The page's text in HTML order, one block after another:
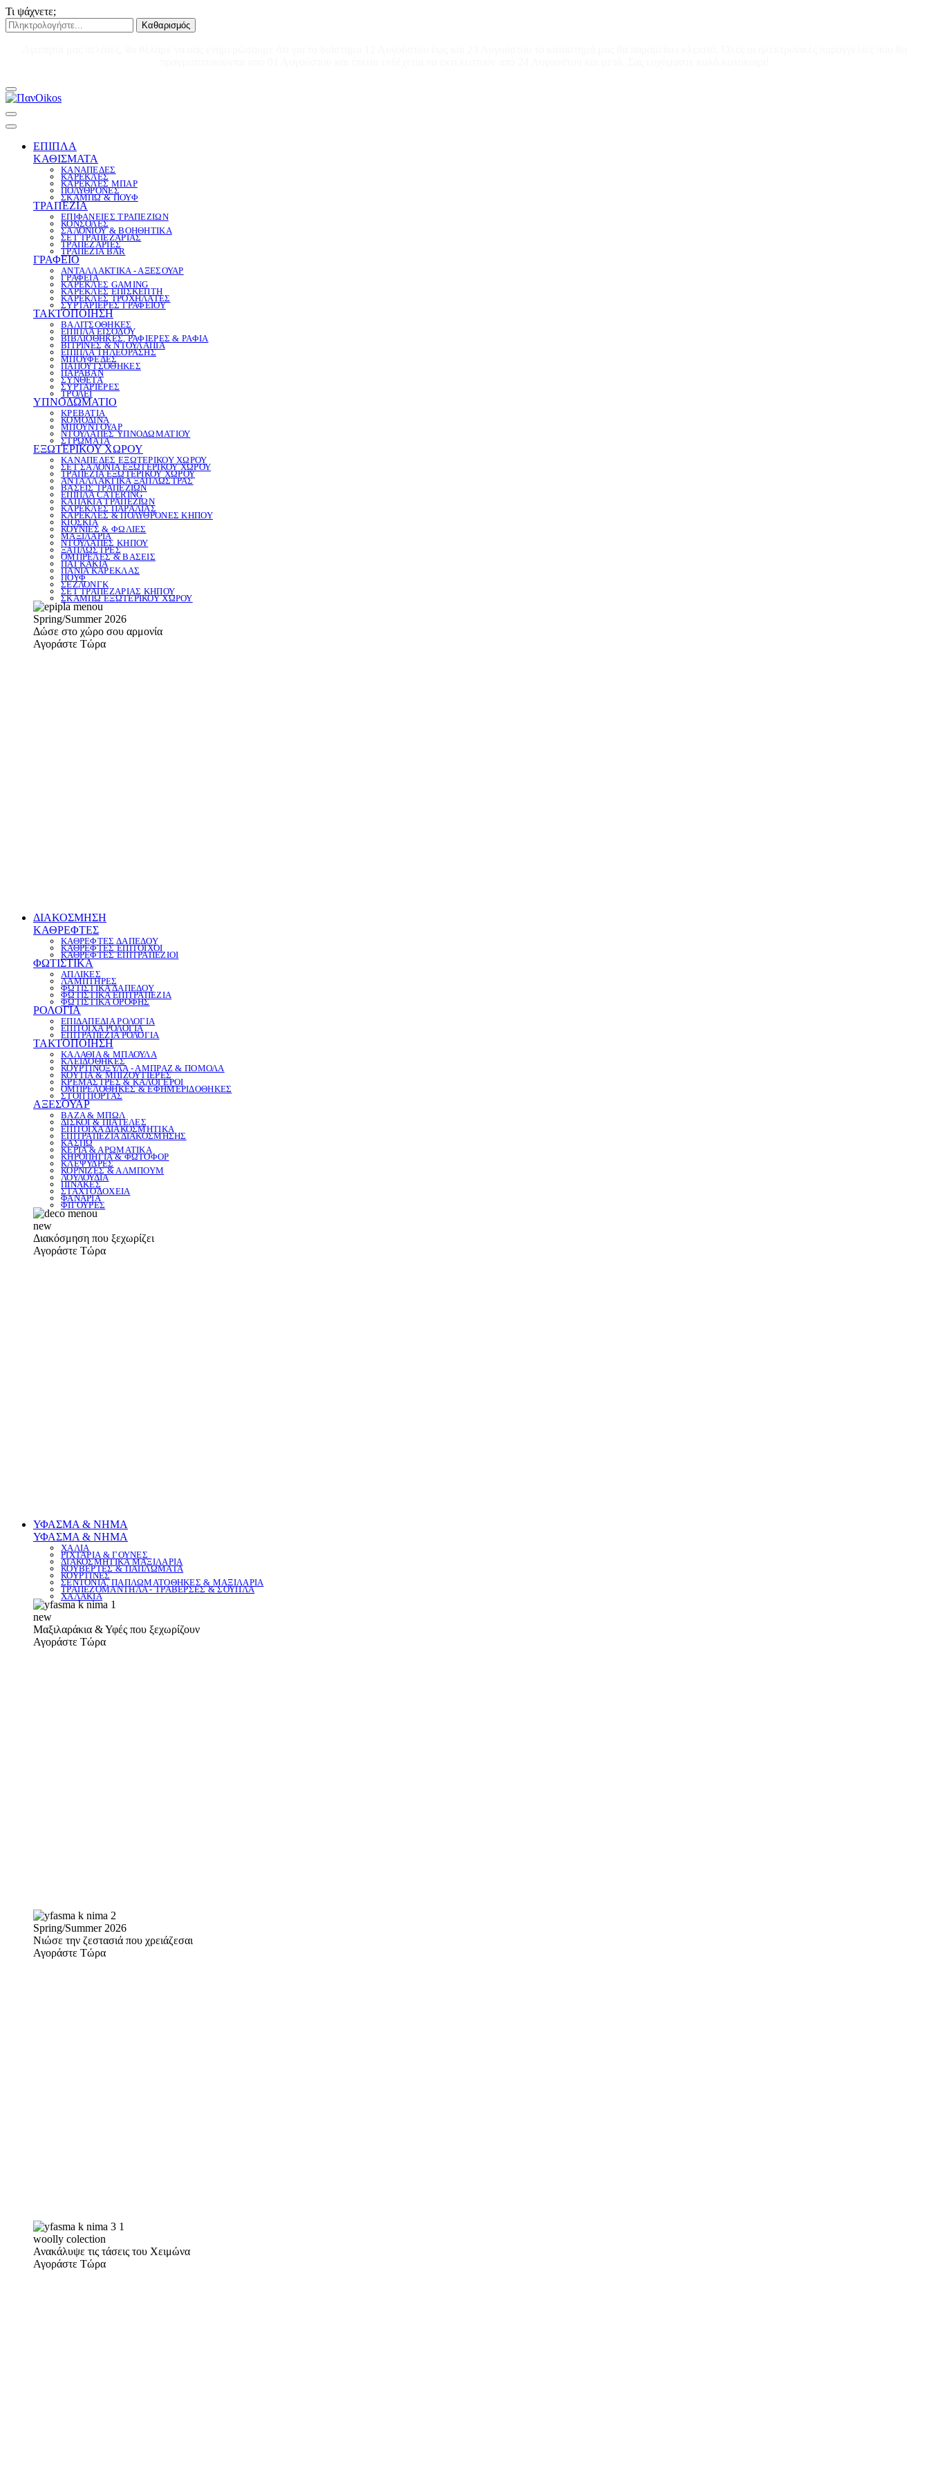
Τι ψάχνετε;
Καθαρισμός
ΕΠΙΠΛΑ
ΚΑΘΙΣΜΑΤΑ
ΚΑΝΑΠΕΔΕΣ
ΚΑΡΕΚΛΕΣ
ΚΑΡΕΚΛΕΣ ΜΠΑΡ
ΠΟΛΥΘΡΟΝΕΣ
ΣΚΑΜΠΩ & ΠΟΥΦ
ΤΡΑΠΕΖΙΑ
ΕΠΙΦΑΝΕΙΕΣ ΤΡΑΠΕΖΙΩΝ
ΚΟΝΣΟΛΕΣ
ΣΑΛΟΝΙΟΥ & ΒΟΗΘΗΤΙΚΑ
ΣΕΤ ΤΡΑΠΕΖΑΡΙΑΣ
ΤΡΑΠΕΖΑΡΙΕΣ
ΤΡΑΠΕΖΙΑ BAR
ΓΡΑΦΕΙΟ
ΑΝΤΑΛΛΑΚΤΙΚΑ - ΑΞΕΣΟΥΑΡ
ΓΡΑΦΕΙΑ
ΚΑΡΕΚΛΕΣ GAMING
ΚΑΡΕΚΛΕΣ ΕΠΙΣΚΕΠΤΗ
ΚΑΡΕΚΛΕΣ ΤΡΟΧΗΛΑΤΕΣ
ΣΥΡΤΑΡΙΕΡΕΣ ΓΡΑΦΕΙΟΥ
ΤΑΚΤΟΠΟΙΗΣΗ
ΒΑΛΙΤΣΟΘΗΚΕΣ
ΕΠΙΠΛΑ ΕΙΣΟΔΟΥ
ΒΙΒΛΙΟΘΗΚΕΣ, ΡΑΦΙΕΡΕΣ & ΡΑΦΙΑ
ΒΙΤΡΙΝΕΣ & ΝΤΟΥΛΑΠΙΑ
ΕΠΙΠΛΑ ΤΗΛΕΟΡΑΣΗΣ
ΜΠΟΥΦΕΔΕΣ
ΠΑΠΟΥΤΣΟΘΗΚΕΣ
ΠΑΡΑΒΑΝ
ΣΥΝΘΕΤΑ
ΣΥΡΤΑΡΙΕΡΕΣ
ΤΡΟΛΕΪ
ΥΠΝΟΔΩΜΑΤΙΟ
ΚΡΕΒΑΤΙΑ
ΚΟΜΟΔΙΝΑ
ΜΠΟΥΝΤΟΥΑΡ
ΝΤΟΥΛΑΠΕΣ ΥΠΝΟΔΩΜΑΤΙΟΥ
ΣΤΡΩΜΑΤΑ
ΕΞΩΤΕΡΙΚΟΥ ΧΩΡΟΥ
ΚΑΝΑΠΕΔΕΣ ΕΞΩΤΕΡΙΚΟΥ ΧΩΡΟΥ
ΣΕΤ ΣΑΛΟΝΙΑ ΕΞΩΤΕΡΙΚΟΥ ΧΩΡΟΥ
ΤΡΑΠΕΖΙΑ ΕΞΩΤΕΡΙΚΟΥ ΧΩΡΟΥ
ΑΝΤΑΛΛΑΚΤΙΚΑ ΞΑΠΛΩΣΤΡΑΣ
ΒΑΣΕΙΣ ΤΡΑΠΕΖΙΩΝ
ΕΠΙΠΛΑ CATERING
ΚΑΠΑΚΙΑ ΤΡΑΠΕΖΙΩΝ
ΚΑΡΕΚΛΕΣ ΠΑΡΑΛΙΑΣ
ΚΑΡΕΚΛΕΣ & ΠΟΛΥΘΡΟΝΕΣ ΚΗΠΟΥ
ΚΙΟΣΚΙΑ
ΚΟΥΝΙΕΣ & ΦΩΛΙΕΣ
ΜΑΞΙΛΑΡΙΑ
ΝΤΟΥΛΑΠΕΣ ΚΗΠΟΥ
ΞΑΠΛΩΣΤΡΕΣ
ΟΜΠΡΕΛΕΣ & ΒΑΣΕΙΣ
ΠΑΓΚΑΚΙΑ
ΠΑΝΙΑ ΚΑΡΕΚΛΑΣ
ΠΟΥΦ
ΣΕΖΛΟΝΓΚ
ΣΕΤ ΤΡΑΠΕΖΑΡΙΑΣ ΚΗΠΟΥ
ΣΚΑΜΠΩ ΕΞΩΤΕΡΙΚΟΥ ΧΩΡΟΥ
Spring/Summer 2026
Δώσε στο χώρο σου αρμονία
Αγοράστε Τώρα
ΔΙΑΚΟΣΜΗΣΗ
ΚΑΘΡΕΦΤΕΣ
ΚΑΘΡΕΦΤΕΣ ΔΑΠΕΔΟΥ
ΚΑΘΡΕΦΤΕΣ ΕΠΙΤΟΙΧΟΙ
ΚΑΘΡΕΦΤΕΣ ΕΠΙΤΡΑΠΕΖΙΟΙ
ΦΩΤΙΣΤΙΚΑ
ΑΠΛΙΚΕΣ
ΛΑΜΠΤΗΡΕΣ
ΦΩΤΙΣΤΙΚΑ ΔΑΠΕΔΟΥ
ΦΩΤΙΣΤΙΚΑ ΕΠΙΤΡΑΠΕΖΙΑ
ΦΩΤΙΣΤΙΚΑ ΟΡΟΦΗΣ
ΡΟΛΟΓΙΑ
ΕΠΙΔΑΠΕΔΙΑ ΡΟΛΟΓΙΑ
ΕΠΙΤΟΙΧΑ ΡΟΛΟΓΙΑ
ΕΠΙΤΡΑΠΕΖΙΑ ΡΟΛΟΓΙΑ
ΤΑΚΤΟΠΟΙΗΣΗ
ΚΑΛΑΘΙΑ & ΜΠΑΟΥΛΑ
ΚΛΕΙΔΟΘΗΚΕΣ
ΚΟΥΡΤΙΝΟΞΥΛΑ - ΑΜΠΡΑΖ & ΠΟΜΟΛΑ
ΚΟΥΤΙΑ & ΜΠΙΖΟΥΤΙΕΡΕΣ
ΚΡΕΜΑΣΤΡΕΣ & ΚΑΛΟΓΕΡΟΙ
ΟΜΠΡΕΛΟΘΗΚΕΣ & ΕΦΗΜΕΡΙΔΟΘΗΚΕΣ
ΣΤΟΠ ΠΟΡΤΑΣ
ΑΞΕΣΟΥΑΡ
ΒΑΖΑ & ΜΠΩΛ
ΔΙΣΚΟΙ & ΠΙΑΤΕΛΕΣ
ΕΠΙΤΟΙΧΑ ΔΙΑΚΟΣΜΗΤΙΚΑ
ΕΠΙΤΡΑΠΕΖΙΑ ΔΙΑΚΟΣΜΗΣΗΣ
ΚΑΣΠΩ
ΚΕΡΙΑ & ΑΡΩΜΑΤΙΚΑ
ΚΗΡΟΠΗΓΙΑ & ΦΩΤΟΦΟΡ
ΚΛΕΨΥΔΡΕΣ
ΚΟΡΝΙΖΕΣ & ΑΛΜΠΟΥΜ
ΛΟΥΛΟΥΔΙΑ
ΠΙΝΑΚΕΣ
ΣΤΑΧΤΟΔΟΧΕΙΑ
ΦΑΝΑΡΙΑ
ΦΙΓΟΥΡΕΣ
new
Διακόσμηση που ξεχωρίζει
Αγοράστε Τώρα
ΥΦΑΣΜΑ & ΝΗΜΑ
ΥΦΑΣΜΑ & ΝΗΜΑ
ΧΑΛΙΑ
ΡΙΧΤΑΡΙΑ & ΓΟΥΝΕΣ
ΔΙΑΚΟΣΜΗΤΙΚΑ ΜΑΞΙΛΑΡΙΑ
ΚΟΥΒΕΡΤΕΣ & ΠΑΠΛΩΜΑΤΑ
ΚΟΥΡΤΙΝΕΣ
ΣΕΝΤΟΝΙΑ, ΠΑΠΛΩΜΑΤΟΘΗΚΕΣ & ΜΑΞΙΛΑΡΙΑ
ΤΡΑΠΕΖΟΜΑΝΤΗΛΑ - ΤΡΑΒΕΡΣΕΣ & ΣΟΥΠΛΑ
ΧΑΛΑΚΙΑ
new
Μαξιλαράκια & Υφές που ξεχωρίζουν
Αγοράστε Τώρα
Spring/Summer 2026
Νιώσε την ζεστασιά που χρειάζεσαι
Αγοράστε Τώρα
woolly colection
Ανακάλυψε τις τάσεις του Χειμώνα
Αγοράστε Τώρα